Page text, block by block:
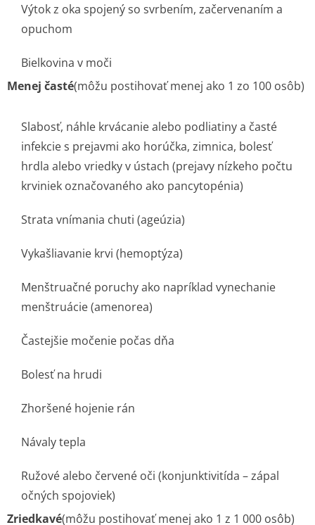
Výtok z oka spojený so svrbením, začervenaním a
opuchom
Bielkovina v moči
Menej časté(môžu postihovať menej ako 1 zo 100 osôb)
Slabosť, náhle krvácanie alebo podliatiny a časté
infekcie s prejavmi ako horúčka, zimnica, bolesť
hrdla alebo vriedky v ústach (prejavy nízkeho počtu
krviniek označovaného ako pancytopénia)
Strata vnímania chuti (ageúzia)
Vykašliavanie krvi (hemoptýza)
Menštruačné poruchy ako napríklad vynechanie
menštruácie (amenorea)
Častejšie močenie počas dňa
Bolesť na hrudi
Zhoršené hojenie rán
Návaly tepla
Ružové alebo červené oči (konjunktivitída – zápal
očných spojoviek)
Zriedkavé(môžu postihovať menej ako 1 z 1 000 osôb)